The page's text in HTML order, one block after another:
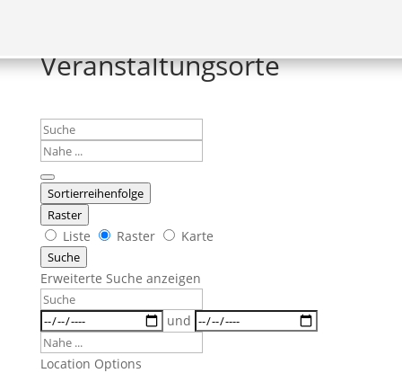
Veranstaltungsorte
Suche
Nahe
...
Sortierreihenfolge
Raster
Anzeigetyp
für
Suchergebnisse
Liste Raster Karte
Suche
Erweiterte Suche anzeigen
Suche
Daten
und
Nahe
...
Location Options